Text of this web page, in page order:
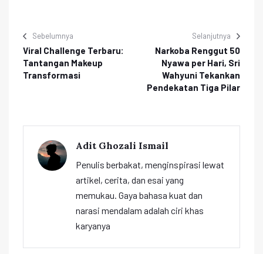
Sebelumnya
Viral Challenge Terbaru:
Tantangan Makeup
Transformasi
Selanjutnya
Narkoba Renggut 50
Nyawa per Hari, Sri
Wahyuni Tekankan
Pendekatan Tiga Pilar
Adit Ghozali Ismail
Penulis berbakat, menginspirasi lewat
artikel, cerita, dan esai yang
memukau. Gaya bahasa kuat dan
narasi mendalam adalah ciri khas
karyanya